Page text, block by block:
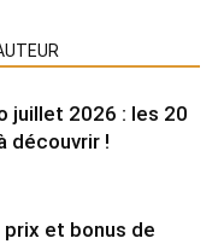
juillet 2026 : les 20
découvrir !
prix et bonus de